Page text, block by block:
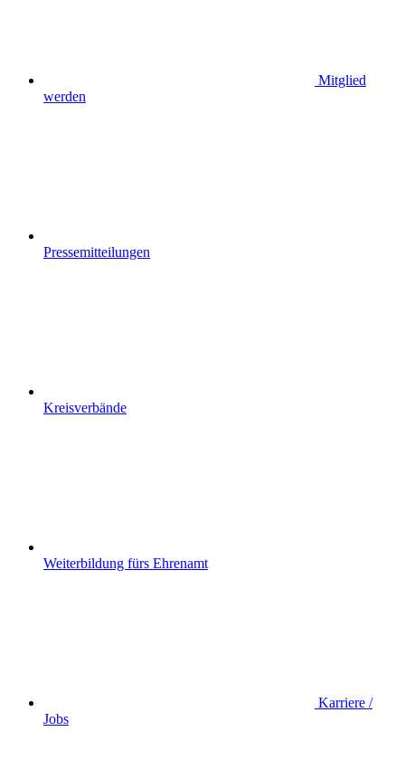
Mitglied
werden
Pressemitteilungen
Kreisverbände
Weiterbildung fürs Ehrenamt
Karriere /
Jobs